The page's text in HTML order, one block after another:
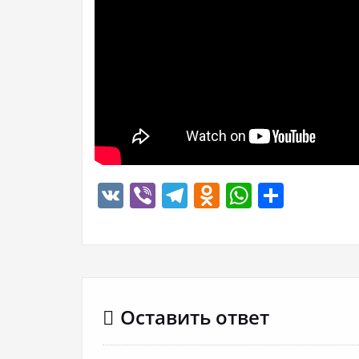
VK ViberTelegramWhatsApp
Оставить ответ